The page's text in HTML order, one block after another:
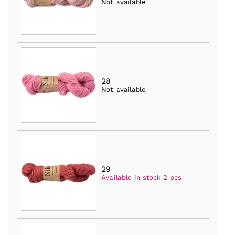
Not available
28
Not available
29
Available in stock 2 pcs